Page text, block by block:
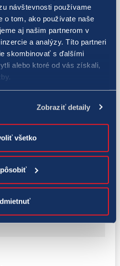
návštevnosti používame
o tom, ako používate naše
aj našim partnerom v
a analýzy. Títo partneri
skombinovať s ďalšími
alebo ktoré od vás získali,
Zobraziť detaily
všetko
1130823
1130824
1130825